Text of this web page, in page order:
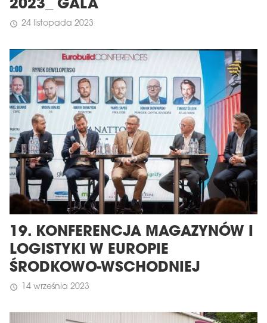
2023_ GALA
schedule 24 listopada 2023
19. KONFERENCJA MAGAZYNÓW I
LOGISTYKI W EUROPIE
ŚRODKOWO-WSCHODNIEJ
schedule 14 września 2023